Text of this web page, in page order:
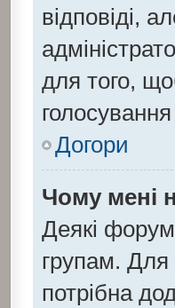
відповіді,
для того,
голосування
Догори
Чому мені
Деякі
групам. Для
потрібна